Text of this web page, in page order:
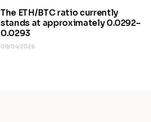
The ETH/BTC ratio currently
stands at approximately 0.0292–
0.0293
08/04/2026